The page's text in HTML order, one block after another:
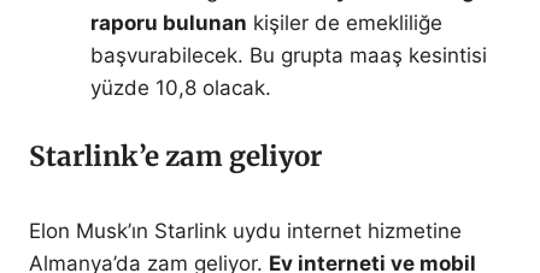
raporu bulunan kişiler de emekliliğe
başvurabilecek. Bu grupta maaş kesintisi
yüzde 10,8 olacak.
Starlink’e zam geliyor
Elon Musk’ın Starlink uydu internet hizmetine
Almanya’da zam geliyor. Ev interneti ve mobil